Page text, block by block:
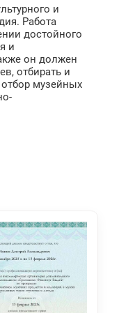
и
Работа
достойного
и
он должен
отбирать и
музейных